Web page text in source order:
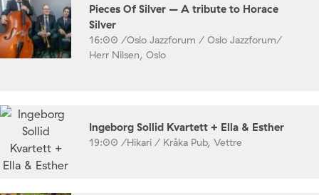
Pieces Of Silver – A tribute to Horace
Silver
16:00 /Oslo Jazzforum / Oslo Jazzforum/
Herr Nilsen, Oslo
Ingeborg Sollid Kvartett + Ella & Esther
19:00 /Hikari / Kråka Pub, Vettre